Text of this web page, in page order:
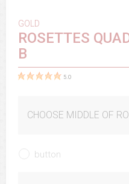
GOLD
ROSETTES
B
5.0
CHOOSE MIDDLE OF
button